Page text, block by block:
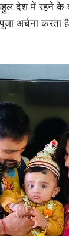
देश में रहने के
अर्चना